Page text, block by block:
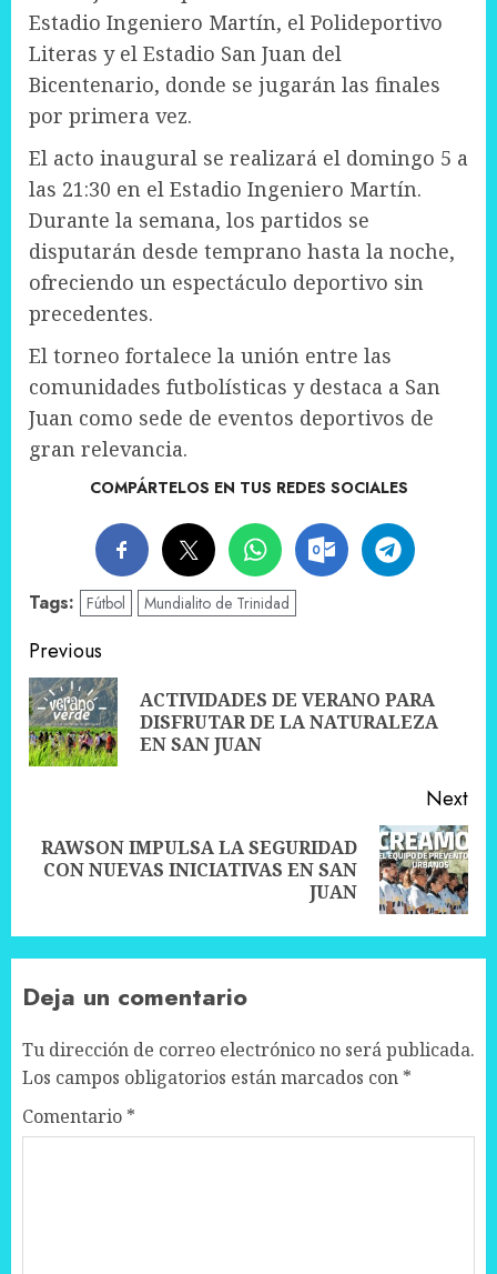
Estadio Ingeniero Martín, el Polideportivo
Literas y el Estadio San Juan del
Bicentenario, donde se jugarán las finales
por primera vez.
El acto inaugural se realizará el domingo 5 a
las 21:30 en el Estadio Ingeniero Martín.
Durante la semana, los partidos se
disputarán desde temprano hasta la noche,
ofreciendo un espectáculo deportivo sin
precedentes.
El torneo fortalece la unión entre las
comunidades futbolísticas y destaca a San
Juan como sede de eventos deportivos de
gran relevancia.
COMPÁRTELOS EN TUS REDES SOCIALES
Tags: Fútbol Mundialito de Trinidad
Post
navigation
Previous
ACTIVIDADES DE VERANO PARA
DISFRUTAR DE LA NATURALEZA
EN SAN JUAN
Next
Next
RAWSON IMPULSA LA SEGURIDAD
CON NUEVAS INICIATIVAS EN SAN
JUAN
Deja un comentario
Tu dirección de correo electrónico no será publicada.
Los campos obligatorios están marcados con *
Comentario *